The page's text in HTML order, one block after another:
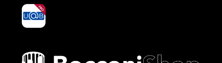
yoU@B
Bocconi shop